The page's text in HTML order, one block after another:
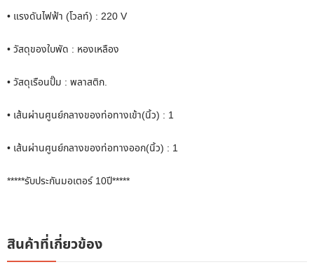
• แรงดันไฟฟ้า (โวลท์) : 220 V
• วัสดุของใบพัด : หองเหลือง
• วัสดุเรือนปั๊ม : พลาสติก.
• เส้นผ่านศูนย์กลางของท่อทางเข้า(นิ้ว) : 1
• เส้นผ่านศูนย์กลางของท่อทางออก(นิ้ว) : 1
*****รับประกันมอเตอร์ 10ปี*****
สินค้าที่เกี่ยวข้อง